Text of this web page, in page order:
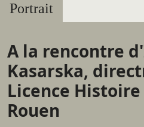
Portrait
A la rencontre
Kasarska,
Licence Histoire
Rouen